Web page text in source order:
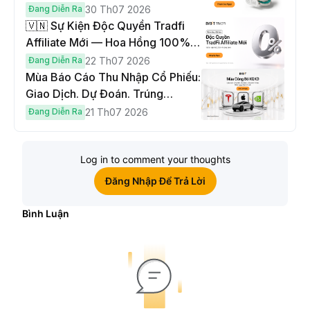
USDT
Đang Diễn Ra 30 Th07 2026
🇻🇳 Sự Kiện Độc Quyền Tradfi
Affiliate Mới — Hoa Hồng 100% &
Hoàn Phí Qua Đêm
Đang Diễn Ra 22 Th07 2026
Mùa Báo Cáo Thu Nhập Cổ Phiếu:
Giao Dịch. Dự Đoán. Trúng
Cybertruck!
Đang Diễn Ra 21 Th07 2026
Log in to comment your thoughts
Đăng Nhập Để Trả Lời
Bình Luận